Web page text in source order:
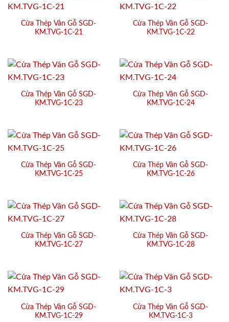
Cửa Thép Vân Gỗ SGD-
KM.TVG-1C-21
Cửa Thép Vân Gỗ SGD-
KM.TVG-1C-22
Cửa Thép Vân Gỗ SGD-
KM.TVG-1C-23
Cửa Thép Vân Gỗ SGD-
KM.TVG-1C-24
Cửa Thép Vân Gỗ SGD-
KM.TVG-1C-25
Cửa Thép Vân Gỗ SGD-
KM.TVG-1C-26
Cửa Thép Vân Gỗ SGD-
KM.TVG-1C-27
Cửa Thép Vân Gỗ SGD-
KM.TVG-1C-28
Cửa Thép Vân Gỗ SGD-
KM.TVG-1C-29
Cửa Thép Vân Gỗ SGD-
KM.TVG-1C-3